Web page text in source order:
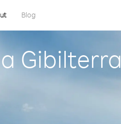
Blog
Gibilterra